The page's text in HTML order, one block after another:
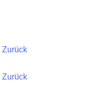
Zurück
Zurück